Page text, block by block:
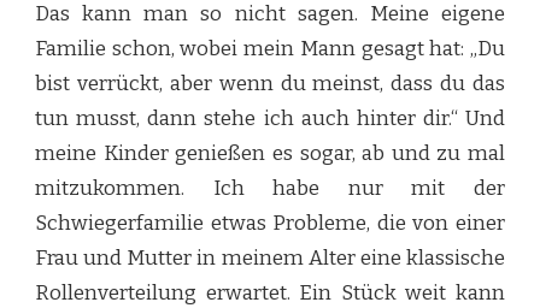
Das kann man so nicht sagen. Meine eigene
Familie schon, wobei mein Mann gesagt hat: „Du
bist verrückt, aber wenn du meinst, dass du das
tun musst, dann stehe ich auch hinter dir.“ Und
meine Kinder genießen es sogar, ab und zu mal
mitzukommen. Ich habe nur mit der
Schwiegerfamilie etwas Probleme, die von einer
Frau und Mutter in meinem Alter eine klassische
Rollenverteilung erwartet. Ein Stück weit kann